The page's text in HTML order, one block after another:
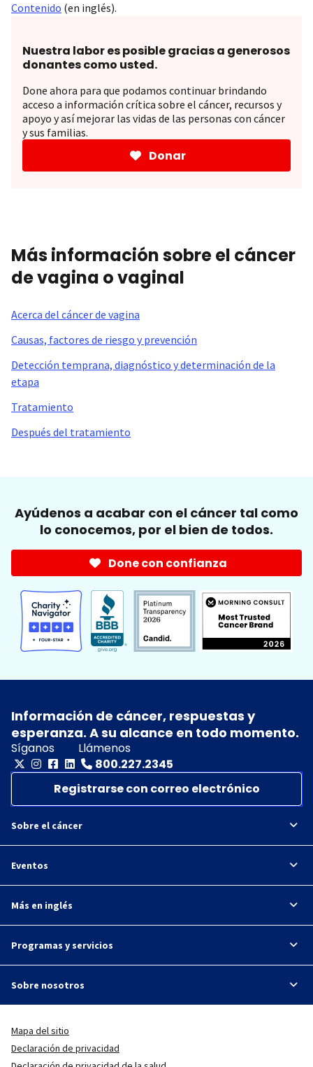
Contenido (en inglés).
Nuestra labor es posible gracias a generosos
donantes como usted.
Done ahora para que podamos continuar brindando
acceso a información crítica sobre el cáncer, recursos y
apoyo y así mejorar las vidas de las personas con cáncer
y sus familias.
Donar
Más información sobre el cáncer
de vagina o vaginal
Acerca del cáncer de vagina
Causas, factores de riesgo y prevención
Detección temprana, diagnóstico y determinación de la
etapa
Tratamiento
Después del tratamiento
Ayúdenos a acabar con el cáncer tal como
lo conocemos, por el bien de todos.
Done con confianza
Información de cáncer, respuestas y
esperanza. A su alcance en todo momento.
Síganos
Llámenos
800.227.2345
Registrarse con correo electrónico
Sobre el cáncer
Eventos
Más en inglés
Programas y servicios
Sobre nosotros
Mapa del sitio
Declaración de privacidad